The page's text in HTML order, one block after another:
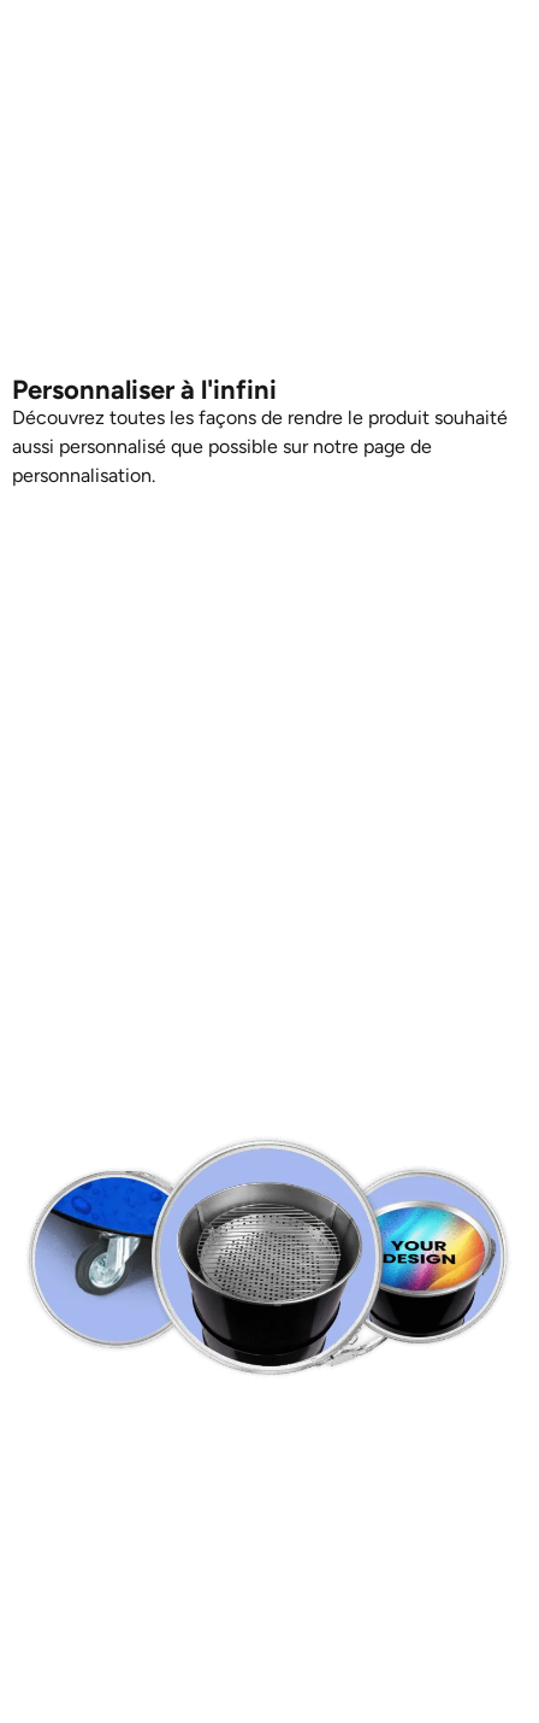
Personnaliser à l'infini
Découvrez toutes les façons de rendre le produit souhaité
aussi personnalisé que possible sur notre page de
personnalisation.